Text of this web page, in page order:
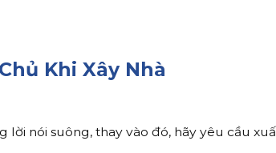
Khi Xây Nhà
nói suông, thay vào đó, hãy yêu cầu